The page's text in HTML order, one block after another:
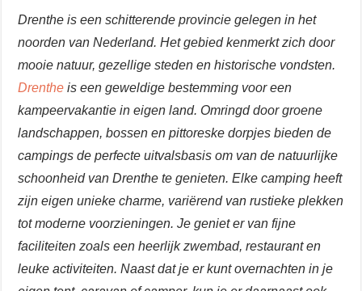
Drenthe is een schitterende provincie gelegen in het
noorden van Nederland. Het gebied kenmerkt zich door
mooie natuur, gezellige steden en historische vondsten.
Drenthe is een geweldige bestemming voor een
kampeervakantie in eigen land. Omringd door groene
landschappen, bossen en pittoreske dorpjes bieden de
campings de perfecte uitvalsbasis om van de natuurlijke
schoonheid van Drenthe te genieten. Elke camping heeft
zijn eigen unieke charme, variërend van rustieke plekken
tot moderne voorzieningen. Je geniet er van fijne
faciliteiten zoals een heerlijk zwembad, restaurant en
leuke activiteiten. Naast dat je er kunt overnachten in je